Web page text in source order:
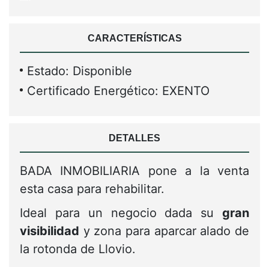
CARACTERÍSTICAS
Estado: Disponible
Certificado Energético: EXENTO
DETALLES
BADA INMOBILIARIA pone a la venta
esta casa para rehabilitar.
Ideal para un negocio dada su gran
visibilidad y zona para aparcar alado de
la rotonda de Llovio.